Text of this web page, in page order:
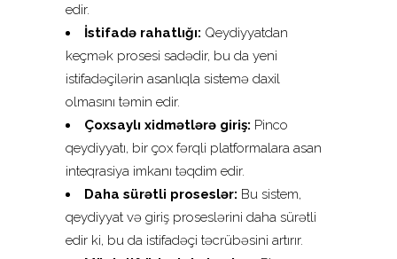
edir.
İstifadə rahatlığı: Qeydiyyatdan
keçmək prosesi sadədir, bu da yeni
istifadəçilərin asanlıqla sistemə daxil
olmasını təmin edir.
Çoxsaylı xidmətlərə giriş: Pinco
qeydiyyatı, bir çox fərqli platformalara asan
inteqrasiya imkanı təqdim edir.
Daha sürətli proseslər: Bu sistem,
qeydiyyat və giriş proseslərini daha sürətli
edir ki, bu da istifadəçi təcrübəsini artırır.